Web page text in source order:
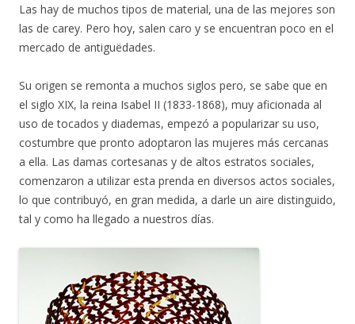
Las hay de muchos tipos de material, una de las mejores son
las de carey. Pero hoy, salen caro y se encuentran poco en el
mercado de antiguëdades.
Su origen se remonta a muchos siglos pero, se sabe que en
el siglo XIX, la reina Isabel II (1833-1868), muy aficionada al
uso de tocados y diademas, empezó a popularizar su uso,
costumbre que pronto adoptaron las mujeres más cercanas
a ella. Las damas cortesanas y de altos estratos sociales,
comenzaron a utilizar esta prenda en diversos actos sociales,
lo que contribuyó, en gran medida, a darle un aire distinguido,
tal y como ha llegado a nuestros días.